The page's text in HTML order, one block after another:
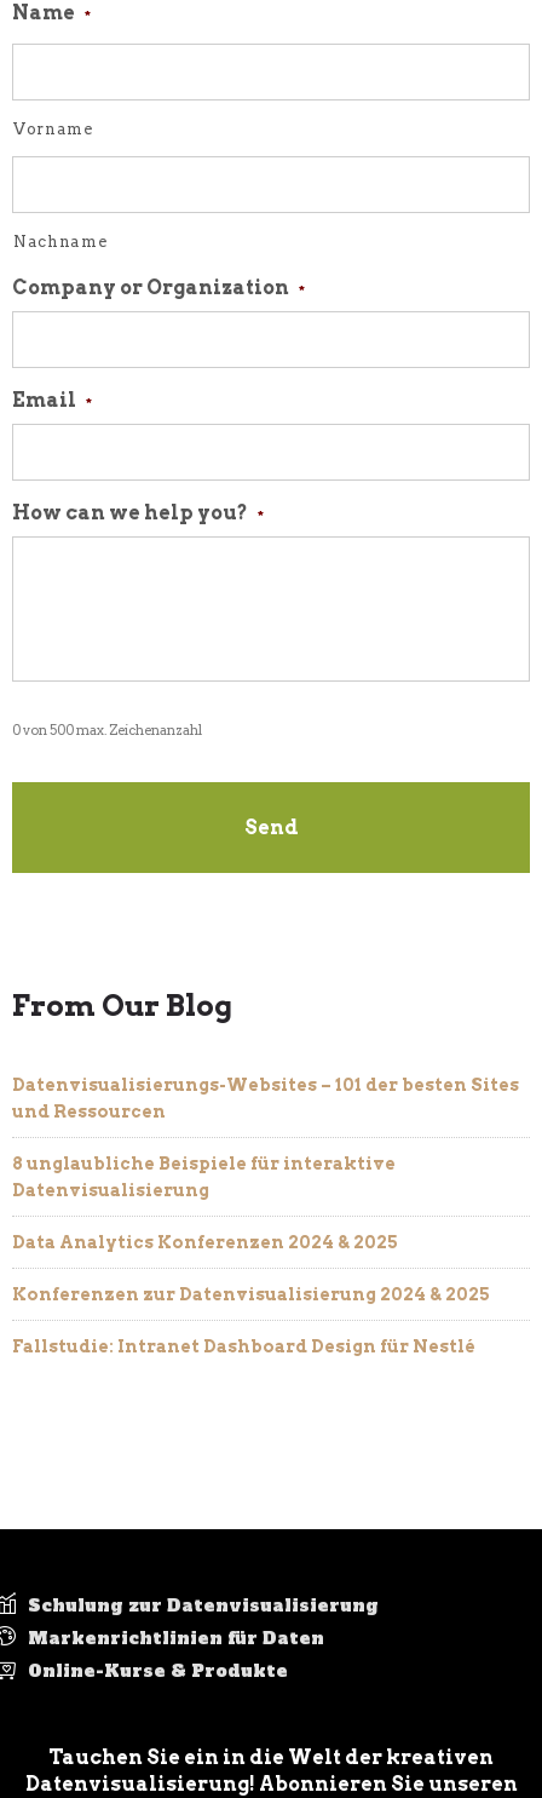
Name *
Vorname
Nachname
Company or Organization *
Email *
How can we help you? *
0 von 500 max. Zeichenanzahl
From Our Blog
Datenvisualisierungs-Websites – 101 der besten Sites
und Ressourcen
8 unglaubliche Beispiele für interaktive
Datenvisualisierung
Data Analytics Konferenzen 2024 & 2025
Konferenzen zur Datenvisualisierung 2024 & 2025
Fallstudie: Intranet Dashboard Design für Nestlé
Schulung zur Datenvisualisierung
Markenrichtlinien für Daten
Online-Kurse & Produkte
Tauchen Sie ein in die Welt der kreativen
Datenvisualisierung! Abonnieren Sie unseren